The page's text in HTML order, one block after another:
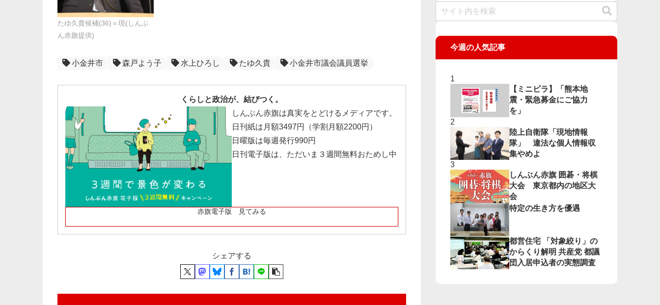
たゆ久貴候補(36)＝現(しんぶ
ん赤旗提供)
小金井市 森戸よう子 水上ひろし たゆ久貴 小金井市議会議員選挙
くらしと政治が、結びつく。
しんぶん赤旗は真実をとどけるメディアです。
日刊紙は月額3497円（学割月額2200円）
日曜版は毎週発行990円
日刊電子版は、ただいま３週間無料おためし中
赤旗電子版 見てみる
シェアする
今週の人気記事
【ミニビラ】「熊本地
震・緊急募金にご協力
を」
陸上自衛隊「現地情報
隊」 違法な個人情報収
集やめよ
しんぶん赤旗 囲碁・将棋
大会 東京都内の地区大
会
特定の生き方を優遇
都営住宅 「対象絞り」の
からくり解明 共産党 都議
団入居申込者の実態調査